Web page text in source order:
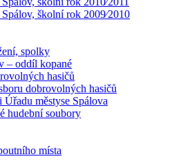
školní rok 2009⁄2010
spolky
– oddíl kopané
hasičů
dobrovolných hasičů
Úřadu městyse Spálova
hudební soubory
místa